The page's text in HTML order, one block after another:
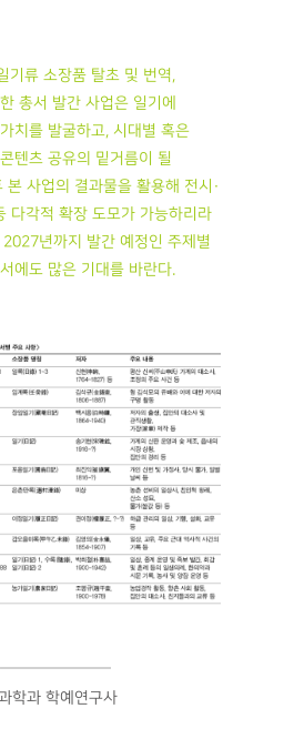
기류 소장품 탈초 및 번역,
총서 발간 사업은 일기에
치를 발굴하고, 시대별 혹은
텐츠 공유의 밑거름이 될
본 사업의 결과물을 활용해 전시·
다각적 확장 도모가 가능하리라
년까지 발간 예정인 주제별
에도 많은 기대를 바란다.
학과 학예연구사